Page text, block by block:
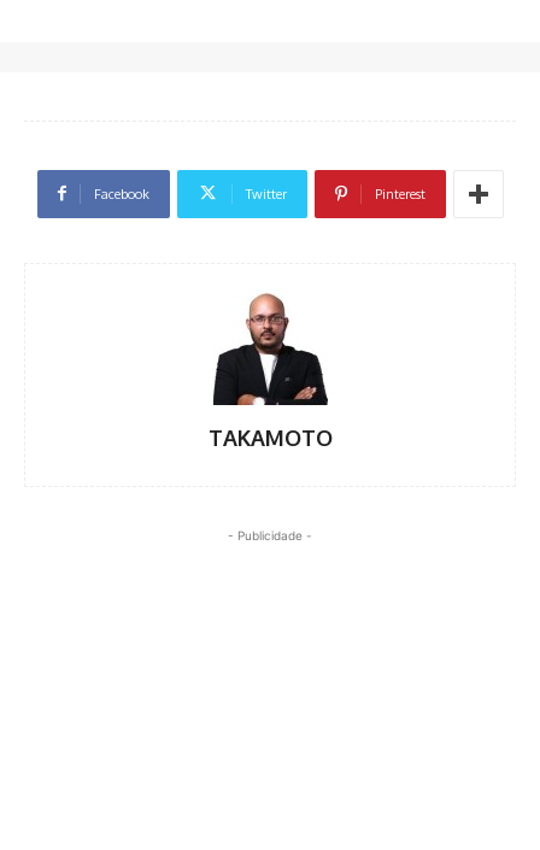
Facebook Twitter Pinterest
TAKAMOTO
- Publicidade -